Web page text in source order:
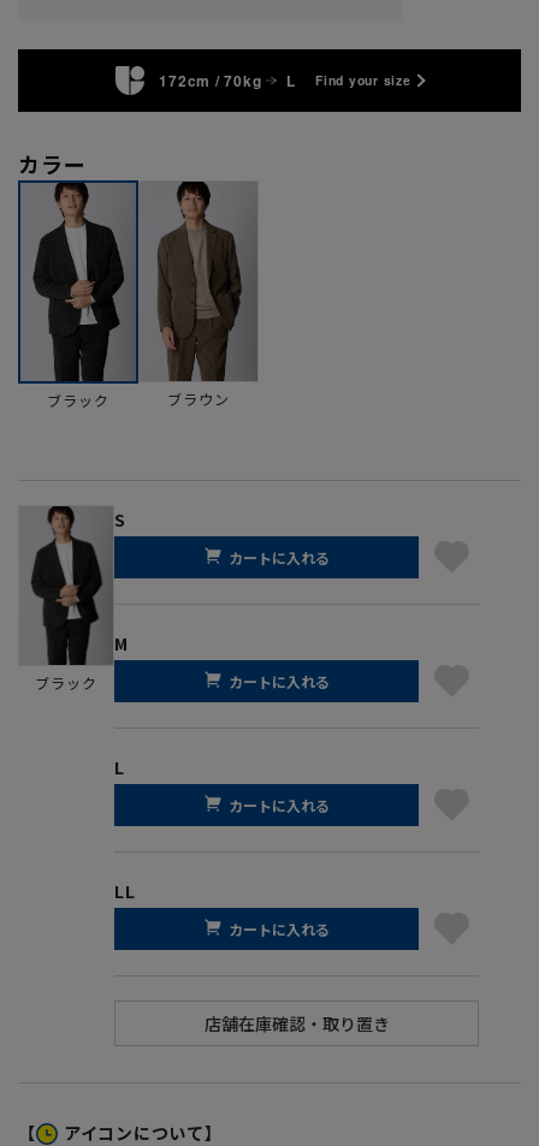
172cm / 70kg L Find your size
カラー
ブラック ブラウン
ブラック
S
カートに入れる
M
カートに入れる
L
カートに入れる
LL
カートに入れる
【 アイコンについて】